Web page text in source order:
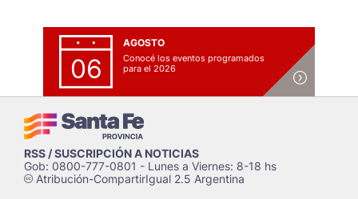
06
AGOSTO
Conocé los eventos programados
para el 2026
RSS / SUSCRIPCIÓN A NOTICIAS
Gob: 0800-777-0801 - Lunes a Viernes: 8-18 hs
cAtribución-CompartirIgual 2.5 Argentina